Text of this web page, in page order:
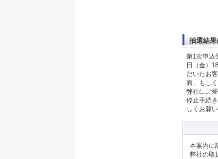
抽選結
第1次申込
日（金）
だいたお
面、もし
弊社にご
停止手続
しくお願
本案内に
弊社の取